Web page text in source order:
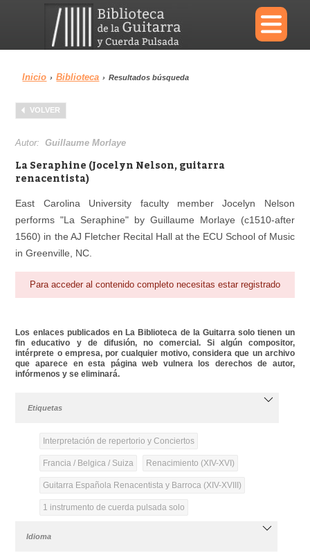
×
Menu
Biblioteca
Reproductor
Inicio › Biblioteca › Resultados búsqueda
VOLVER
Autor:Guillaume Morlaye
La Seraphine (Jocelyn Nelson, guitarra
renacentista)
East Carolina University faculty member Jocelyn Nelson
performs "La Seraphine" by Guillaume Morlaye (c1510-after
1560) in the AJ Fletcher Recital Hall at the ECU School of Music
in Greenville, NC.
Para acceder al contenido completo necesitas estar registrado
Los enlaces publicados en La Biblioteca de la Guitarra solo tienen un
fin educativo y de difusión, no comercial. Si algún compositor,
intérprete o empresa, por cualquier motivo, considera que un archivo
que aparece en esta página web vulnera los derechos de autor,
infórmenos y se eliminará.
Etiquetas
Interpretación de repertorio y Conciertos
Francia / Belgica / Suiza Renacimiento (XIV-XVI)
Guitarra Española Renacentista y Barroca (XIV-XVIII)
1 instrumento de cuerda pulsada solo
Idioma